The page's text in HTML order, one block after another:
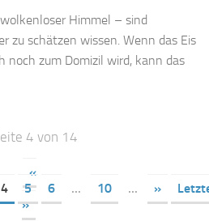
Himmel – sind
zu schätzen wissen. Wenn das Eis
noch zum Domizil wird, kann das
4 von 14
«
4 5 6 ... 10 ... »
»